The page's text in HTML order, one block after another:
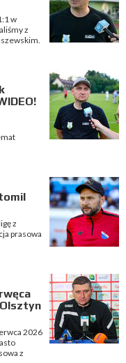
w
z
z
prasowa
2026
z